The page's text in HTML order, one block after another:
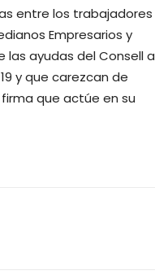
entre los trabajadores
Empresarios y
las ayudas del Consell a
y que carezcan de
que actúe en su